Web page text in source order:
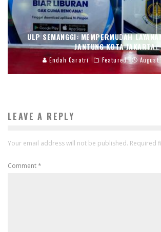
ULP SEMANGGI: MEMPERMUDAH
JANTUNG KOTA JAKARTA
Endah Caratri Featured August
LEAVE A REPLY
Your email address will not be published. Required
Comment*